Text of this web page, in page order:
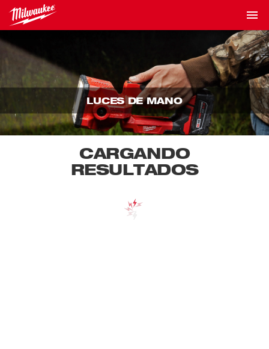
LUCES DE MANO
CARGANDO
RESULTADOS